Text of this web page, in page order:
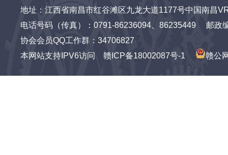
地址：江西省南昌市红谷滩区九龙大道1177号中国南昌
电话号码（传真）：0791-86236094、86235449 邮
协会会员QQ工作群：34706827
本网站支持IPV6访问 赣ICP备18002087号-1 赣公